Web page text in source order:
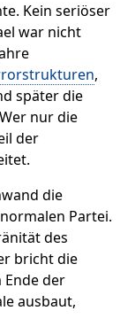
Kein seriöser
war nicht
,
später die
nur die
der
die
Partei.
des
bricht die
Ende der
ausbaut,